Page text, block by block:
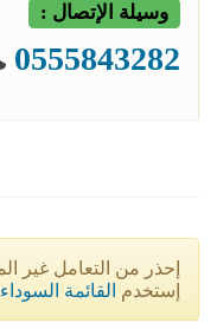
وسيلة الإتصال :
0555843282
إحذر من التعامل غير
إستخدم القائمة السوداء